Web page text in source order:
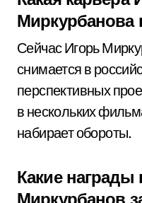
Миркурбанова
Сейчас Игорь
снимается в
перспективных
в нескольких
набирает обороты.
Какие награды
Миркурбанов